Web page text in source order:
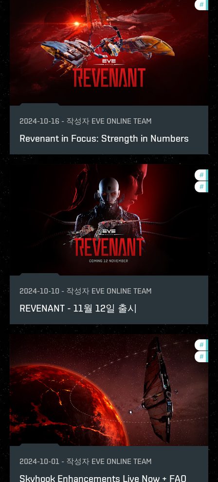
#
2024-10-16 - 작성자 EVE ONLINE TEAM
Revenant in Focus: Strength in Numbers
#
#
2024-10-10 - 작성자 EVE ONLINE TEAM
REVENANT - 11월 12일 출시
#
#
2024-10-01 - 작성자 EVE ONLINE TEAM
Skyhook Enhancements Live Now + FAQ